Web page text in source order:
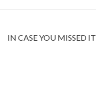
IN CASE YOU MISSED IT